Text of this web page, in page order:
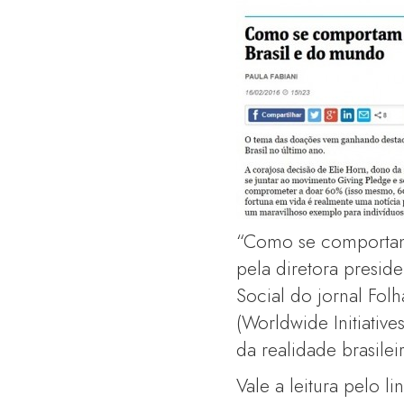
“Como se
pela diretora
Social do jornal
(Worldwide
da realidade
Vale a leitura pelo